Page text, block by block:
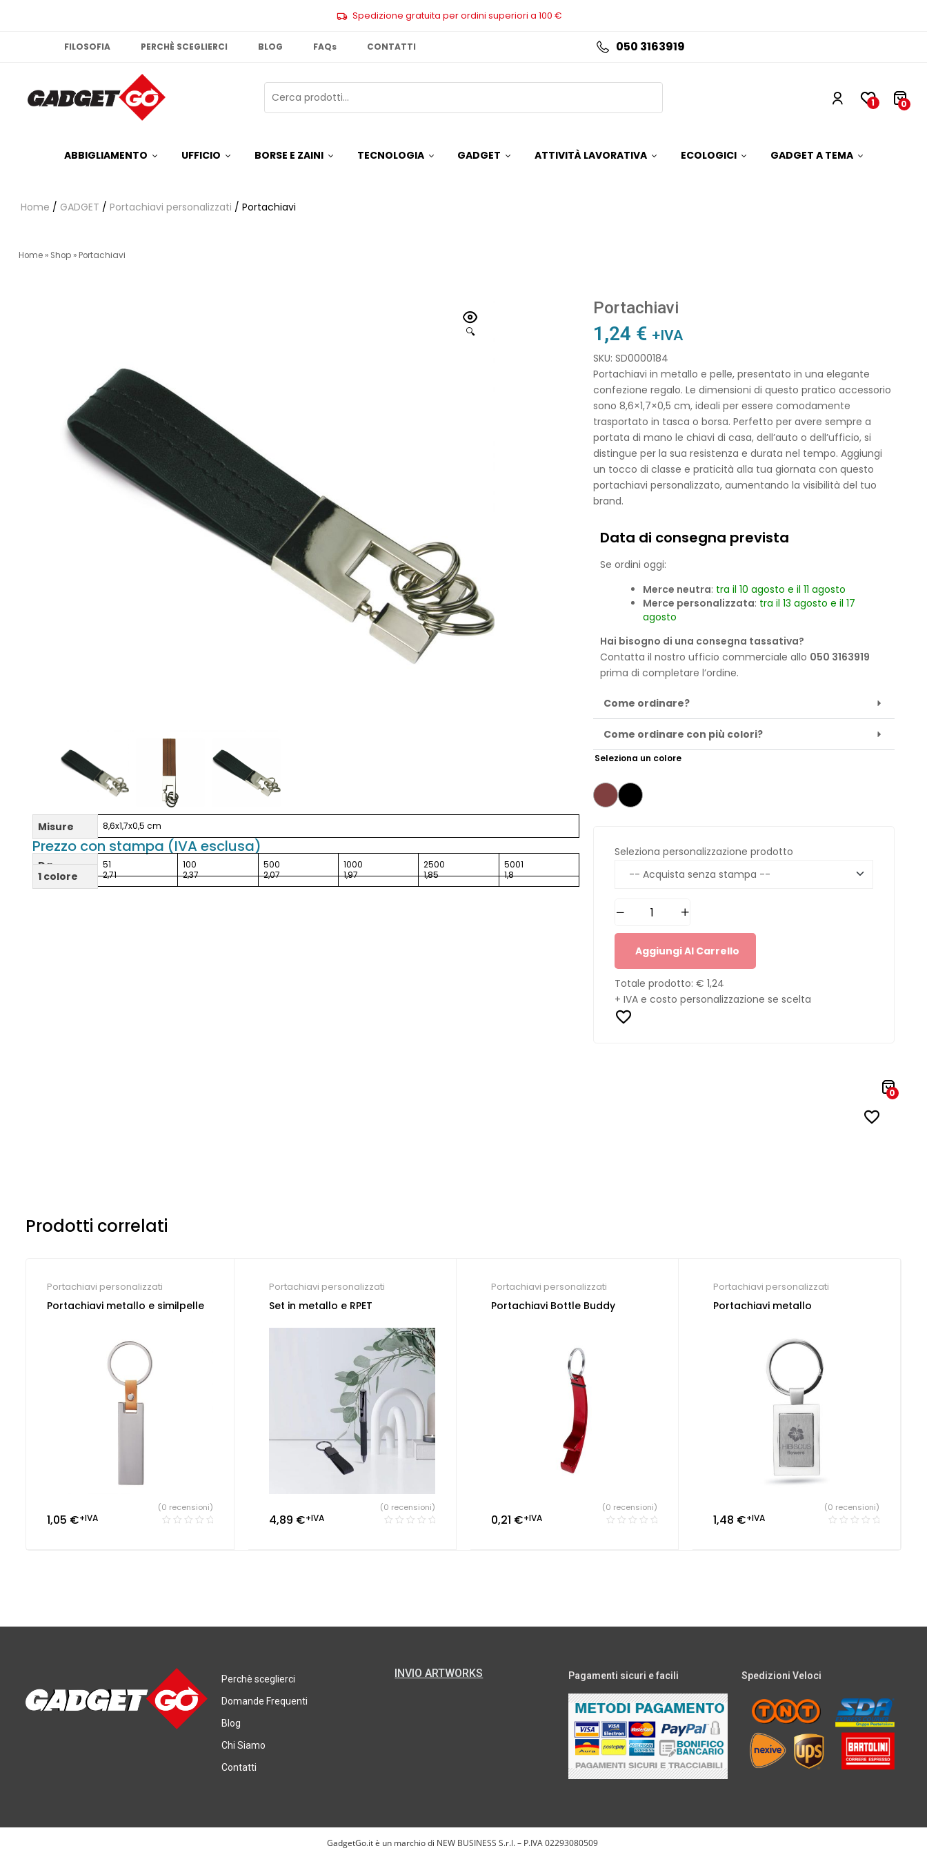
Spedizione gratuita per ordini superiori a 100 €
FILOSOFIA PERCHÈ SCEGLIERCI BLOG FAQs CONTATTI 050 3163919
1 0
ABBIGLIAMENTO UFFICIO BORSE E ZAINI TECNOLOGIA GADGET ATTIVITÀ LAVORATIVA ECOLOGICI GADGET A TEMA
Home / GADGET / Portachiavi personalizzati / Portachiavi
Home » Shop » Portachiavi
🔍
Misure 8,6x1,7x0,5 cm
Prezzo con stampa (IVA esclusa)
Da 51 100 500 1000 2500 5001
1 colore 2,71 2,37 2,07 1,97 1,85 1,8
Portachiavi
1,24 € +IVA
SKU: SD0000184
Portachiavi in metallo e pelle, presentato in una elegante
confezione regalo. Le dimensioni di questo pratico accessorio
sono 8,6×1,7×0,5 cm, ideali per essere comodamente
trasportato in tasca o borsa. Perfetto per avere sempre a
portata di mano le chiavi di casa, dell’auto o dell’ufficio, si
distingue per la sua resistenza e durata nel tempo. Aggiungi
un tocco di classe e praticità alla tua giornata con questo
portachiavi personalizzato, aumentando la visibilità del tuo
brand.
Data di consegna prevista
Se ordini oggi:
Merce neutra: tra il 10 agosto e il 11 agosto
Merce personalizzata: tra il 13 agosto e il 17
agosto
Hai bisogno di una consegna tassativa?
Contatta il nostro ufficio commerciale allo 050 3163919
prima di completare l’ordine.
Come ordinare?
Come ordinare con più colori?
Seleziona un colore
Seleziona personalizzazione prodotto
Aggiungi Al Carrello
Totale prodotto: € 1,24
+ IVA e costo personalizzazione se scelta
0
Prodotti correlati
Portachiavi personalizzati
Portachiavi metallo e similpelle
1,05 €+IVA
(0 recensioni)
Portachiavi personalizzati
Set in metallo e RPET
4,89 €+IVA
(0 recensioni)
Portachiavi personalizzati
Portachiavi Bottle Buddy
0,21 €+IVA
(0 recensioni)
Portachiavi personalizzati
Portachiavi metallo
1,48 €+IVA
(0 recensioni)
Perchè sceglierci
Domande Frequenti
Blog
Chi Siamo
Contatti
INVIO ARTWORKS Pagamenti sicuri e facili Spedizioni Veloci
GadgetGo.it è un marchio di NEW BUSINESS S.r.l. – P.IVA 02293080509